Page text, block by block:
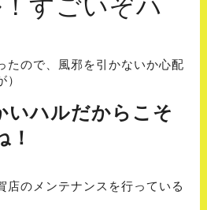
たので、風邪を引かないか心配
いハルだからこそ
店のメンテナンスを行っている